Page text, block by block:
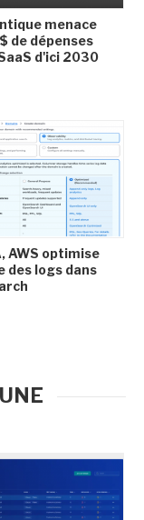
menace
de dépenses
d'ici 2030
AWS optimise
des logs dans